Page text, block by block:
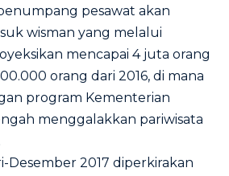
pesawat akan
wisman yang melalui
mencapai 4 juta orang
orang dari 2016, di mana
program Kementerian
menggalakkan pariwisata
Desember 2017 diperkirakan